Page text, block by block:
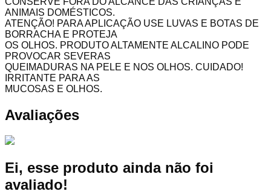
ANIMAIS DOMÉSTICOS.
ATENÇÃO! PARA APLICAÇÃO USE LUVAS E BOTAS DE
BORRACHA E PROTEJA
OS OLHOS. PRODUTO ALTAMENTE ALCALINO PODE
PROVOCAR SEVERAS
QUEIMADURAS NA PELE E NOS OLHOS. CUIDADO!
IRRITANTE PARA AS
MUCOSAS E OLHOS.
Avaliações
Ei, esse produto ainda não foi
avaliado!